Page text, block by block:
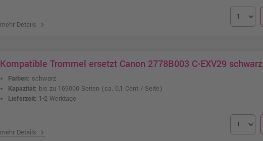
mehr Details chevron_right
Kompatible Trommel ersetzt Canon 2778B003 C-EXV29 schwarz
Farben: schwarz
Kapazität: bis zu 169000 Seiten (ca. 0,1 Cent / Seite)
Lieferzeit: 1-2 Werktage
mehr Details chevron_right